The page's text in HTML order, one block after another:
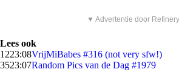
▼ Advertentie door
Lees ook
1223:08VrijMiBabes #316 (not very sfw!)
3523:07Random Pics van de Dag #1979